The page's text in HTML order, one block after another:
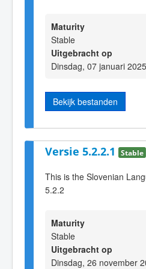
Maturity
Stable
Uitgebracht op
Dinsdag, 07 januari
Bekijk bestanden
Versie 5.2.2.1 Stable
This is the Slovenian
5.2.2
Maturity
Stable
Uitgebracht op
Dinsdag, 26 november